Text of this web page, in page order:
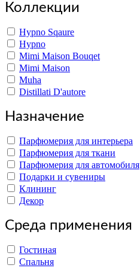
Коллекции
Hypno Sqaure
Hypno
Mimi Maison Bouqet
Mimi Maison
Muha
Distillati D'autore
Назначение
Парфюмерия для интерьера
Парфюмерия для ткани
Парфюмерия для автомобиля
Подарки и сувениры
Клининг
Декор
Среда применения
Гостиная
Спальня